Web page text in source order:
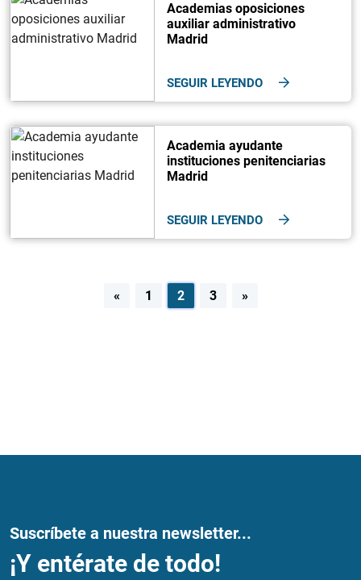
Academias oposiciones
auxiliar administrativo
Madrid
SEGUIR LEYENDO
Academia ayudante
instituciones penitenciarias
Madrid
SEGUIR LEYENDO
Navegación
« 1 2 3 »
Suscríbete a nuestra newsletter...
¡Y entérate de todo!